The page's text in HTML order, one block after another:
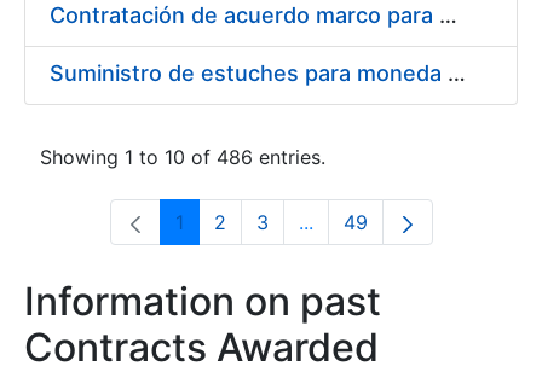
Contratación de acuerdo marco para el Suministro de Material de Electricidad para la Fábrica Nacional de Moneda y Timbre-Real Casa de la Moneda en su centro de trabajo de Burgos
Suministro de estuches para moneda de 30 €
Showing 1 to 10 of 486 entries.
Page
1 Page
2 Page
3 ...Intermediate Pages Use
Page
49
Information on past
Contracts Awarded